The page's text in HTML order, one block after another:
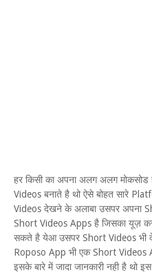
हर किसी का अपना अलग अलग
Videos बनाते है थो ऐसे बोहत सारे
Videos देखने के अलाबा उसपर अपना
Short Videos Apps है जिसका यूज़
सकते है येआ उसपर Short Videos
Roposo App भी एक Short
इसके बारे में जादा जानकारी नही है थो